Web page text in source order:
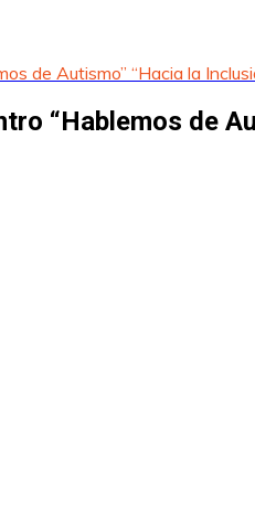
de Autismo” “Hacia la
“Hablemos de